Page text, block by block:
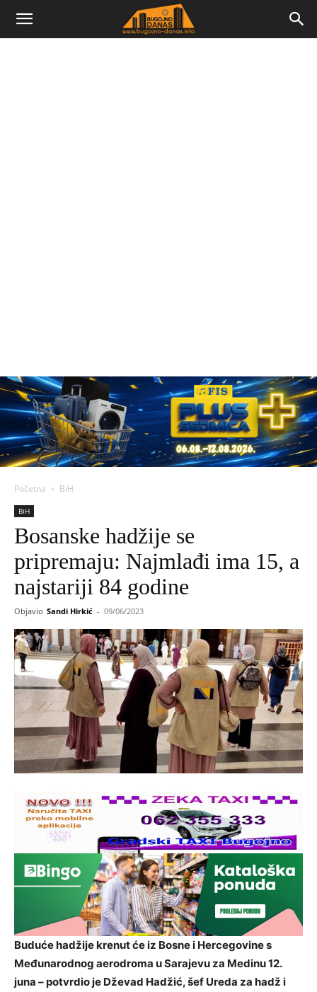
Bugojno
Početna BiH
BiH
Bosanske hadžije se
pripremaju: Najmlađi ima 15, a
najstariji 84 godine
Objavio Sandi Hirkić - 09/06/2023
Buduće hadžije krenut će iz Bosne i Hercegovine s
Međunarodnog aerodroma u Sarajevu za Medinu 12.
juna – potvrdio je Dževad Hadžić, šef Ureda za hadž i